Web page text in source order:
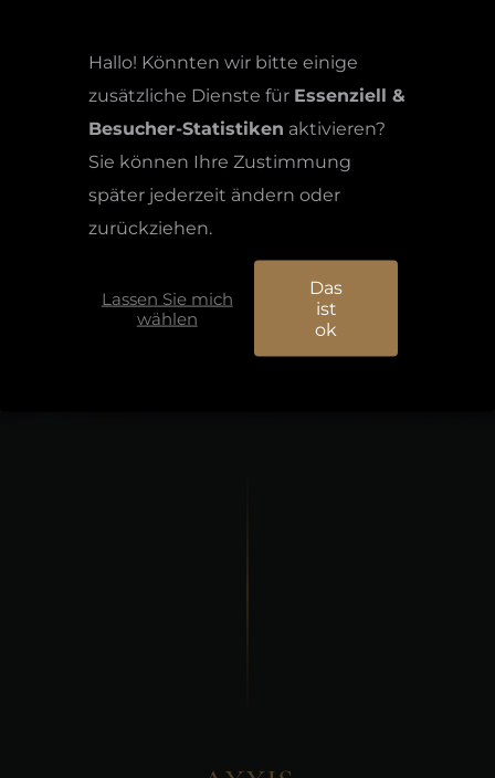
Eintragung im Handelsregister.
Registergericht:
Registernummer: ...........................
Ustd.Nr. gemäß § 27 a Umsatzsteuergesetz
Hallo! Könnten wir bitte einige
zusätzliche Dienste für Essenziell &
Besucher-Statistiken aktivieren?
Sie können Ihre Zustimmung
später jederzeit ändern oder
zurückziehen.
Lassen Sie mich
wählen
Das
ist
ok